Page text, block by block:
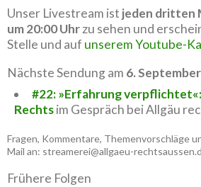
Unser Livestream ist jeden dritten
um 20:00 Uhrzu sehen und
Stelle und auf unserem Youtube-
Nächste Sendung am 6.
#22: »Erfahrung
Rechtsim Gespräch bei Allgäu
Fragen, Kommentare, Themenvorschläge
Mail an: streamerei@allgaeu-
Frühere Folgen